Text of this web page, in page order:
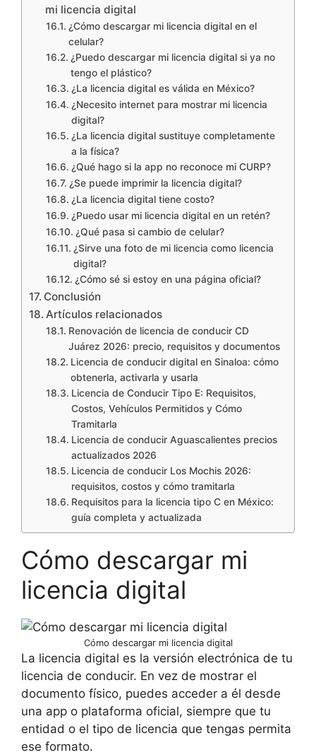
mi licencia digital
¿Cómo descargar mi licencia digital en el
celular?
¿Puedo descargar mi licencia digital si ya no
tengo el plástico?
¿La licencia digital es válida en México?
¿Necesito internet para mostrar mi licencia
digital?
¿La licencia digital sustituye completamente
a la física?
¿Qué hago si la app no reconoce mi CURP?
¿Se puede imprimir la licencia digital?
¿La licencia digital tiene costo?
¿Puedo usar mi licencia digital en un retén?
¿Qué pasa si cambio de celular?
¿Sirve una foto de mi licencia como licencia
digital?
¿Cómo sé si estoy en una página oficial?
Conclusión
Artículos relacionados
Renovación de licencia de conducir CD
Juárez 2026: precio, requisitos y documentos
Licencia de conducir digital en Sinaloa: cómo
obtenerla, activarla y usarla
Licencia de Conducir Tipo E: Requisitos,
Costos, Vehículos Permitidos y Cómo
Tramitarla
Licencia de conducir Aguascalientes precios
actualizados 2026
Licencia de conducir Los Mochis 2026:
requisitos, costos y cómo tramitarla
Requisitos para la licencia tipo C en México:
guía completa y actualizada
Cómo descargar mi
licencia digital
Cómo descargar mi licencia digital
La licencia digital es la versión electrónica de tu
licencia de conducir. En vez de mostrar el
documento físico, puedes acceder a él desde
una app o plataforma oficial, siempre que tu
entidad o el tipo de licencia que tengas permita
ese formato.